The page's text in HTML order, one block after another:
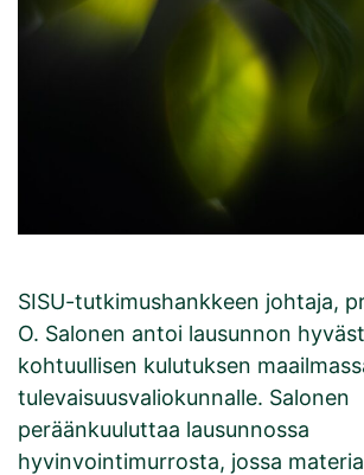
SISU-tutkimushankkeen johtaja,
O. Salonen antoi lausunnon
kohtuullisen kulutuksen
tulevaisuusvaliokunnalle. Salonen
peräänkuuluttaa lausunnossa
hyvinvointimurrosta, jossa